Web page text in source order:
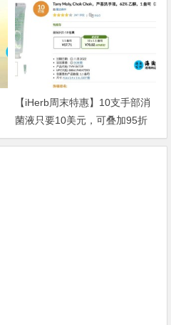
【iHerb周末特惠】10支手部消
菌液只要10美元，可叠加95折
折扣